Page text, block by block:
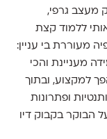
מעצב גרפי,
ללמוד קצת
מעוררת בי עניין:
מעניינת והכי
למקצוע, ובתוך
ופתרונות
הבוקר בקבוק דיו